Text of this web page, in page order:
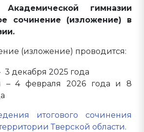
гимназии
сочинение (изложение) в
(изложение) проводится:
декабря 2025 года
– 4 февраля 2026 года и 8
итогового сочинения
Тверской области.